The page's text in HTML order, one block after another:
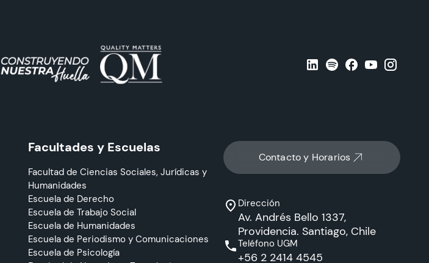
Facultades y Escuelas
Facultad de Ciencias Sociales, Jurídicas y
Humanidades
Escuela de Derecho
Escuela de Trabajo Social
Escuela de Humanidades
Escuela de Periodismo y Comunicaciones
Escuela de Psicología
Contacto y Horarios
Dirección
Av. Andrés Bello 1337,
Providencia. Santiago, Chile
Teléfono UGM
+56 2 2414 4545